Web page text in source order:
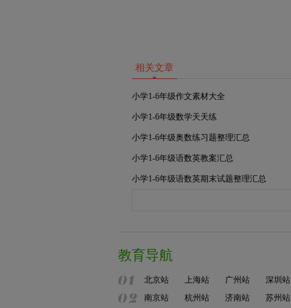
相关文章
小学1-6年级作文素材大全
小学1-6年级数学天天练
小学1-6年级奥数练习题整理汇总
小学1-6年级语数英教案汇总
小学1-6年级语数英期末试题整理汇总
教育导航
北京站 上海站 广州站 深圳站
南京站
杭州站 济南站 苏州站